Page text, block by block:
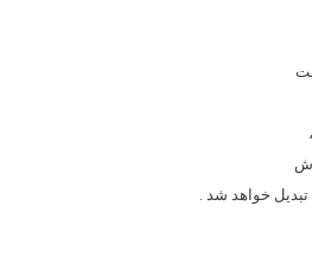
تبدیل خواهد شد .